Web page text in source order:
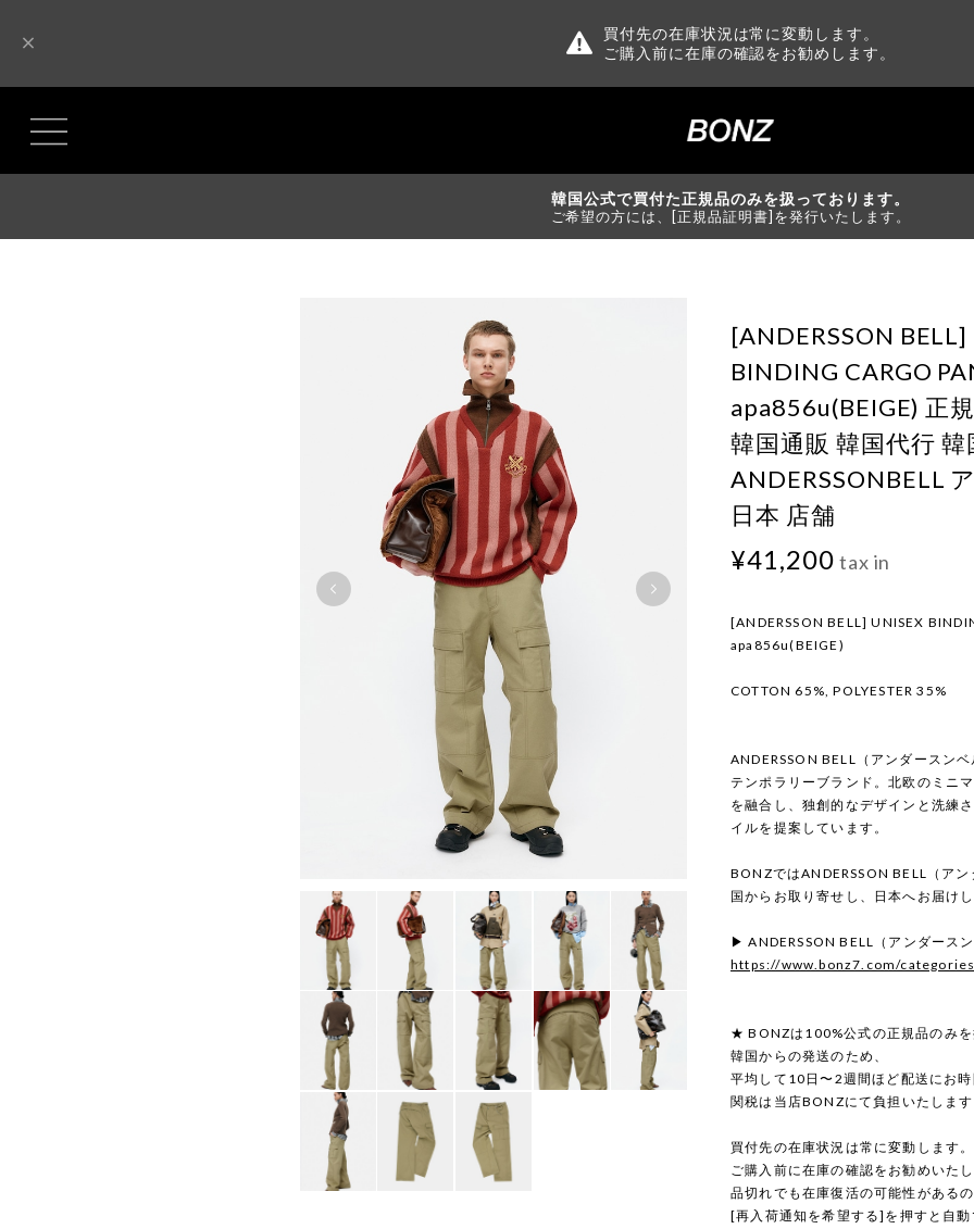
買付先の在庫状況は常に変動します。
ご購入前に在庫の確認をお勧めします。
韓国公式で買付た正規品のみを扱っております。
ご希望の方には、[正規品証明書]を発行いたします。
[ANDERSSON
BINDING CARGO
apa856u(BEIGE) 正
韓国通販 韓国代行
ANDERSSONBELL
日本 店舗
¥41,200 tax in
[ANDERSSON BELL] UNISEX
apa856u(BEIGE)
COTTON 65%, POLYESTER 35%
ANDERSSON BELL（アンダースン
テンポラリーブランド。北欧のミニ
を融合し、独創的なデザインと洗練
イルを提案しています。
BONZではANDERSSON BELL（ア
国からお取り寄せし、日本へお届け
▶ ANDERSSON BELL（アンダース
https://www.bonz7.com/
★ BONZは100%公式の正規品のみ
韓国からの発送のため、
平均して10日〜2週間ほど配送にお
関税は当店BONZにて負担いたしま
買付先の在庫状況は常に変動します。
ご購入前に在庫の確認をお勧めいた
品切れでも在庫復活の可能性がある
[再入荷通知を希望する]を押すと自